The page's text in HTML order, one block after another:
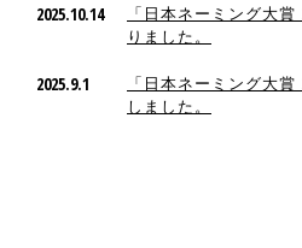
2025.10.14
「日本ネーミング大
りました。
2025.9.1
「日本ネーミング大
しました。